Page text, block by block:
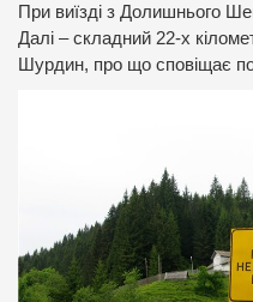
При виїзді з Долишнього
Далі – складний 22-х
Шурдин, про що сповіщає